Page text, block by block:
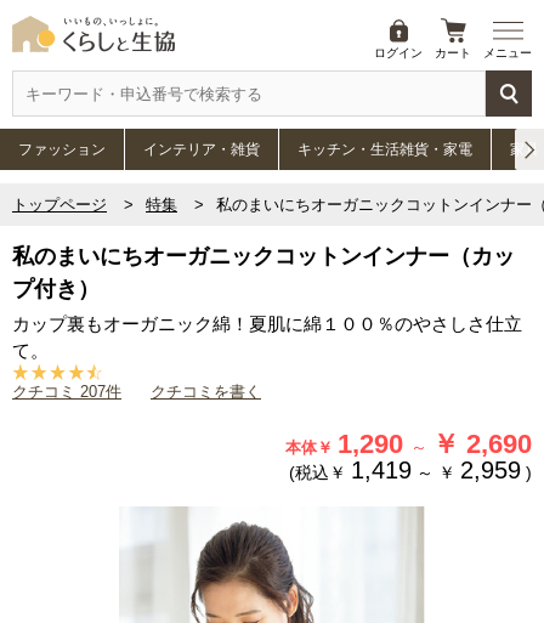
ログイン カート メニュー
ファッション インテリア・雑貨 キッチン・生活雑貨・家電 家具
トップページ 特集 私のまいにちオーガニックコットンインナー
私のまいにちオーガニックコットンインナー（カッ
プ付き）
カップ裏もオーガニック綿！夏肌に綿１００％のやさしさ仕立
て。
クチコミ 207件 クチコミを書く
本体￥ 1,290 ～ ￥ 2,690
(税込￥ 1,419 ～ ￥ 2,959 )